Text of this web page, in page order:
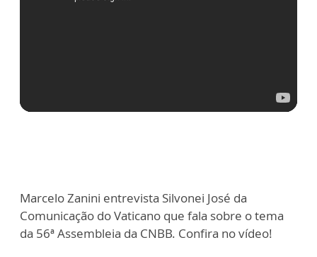
Marcelo Zanini entrevista Silvonei José da
Comunicação do Vaticano que fala sobre o tema
da 56ª Assembleia da CNBB. Confira no vídeo!